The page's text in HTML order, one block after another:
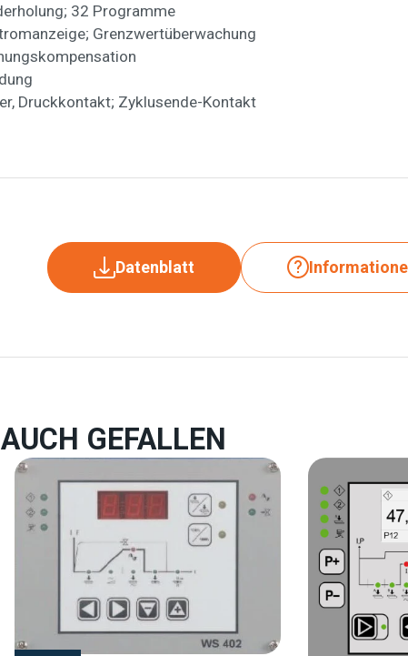
32 Programme
Grenzwertüberwachung
Druckkontakt; Zyklusende-Kontakt
Datenblatt
GEFALLEN